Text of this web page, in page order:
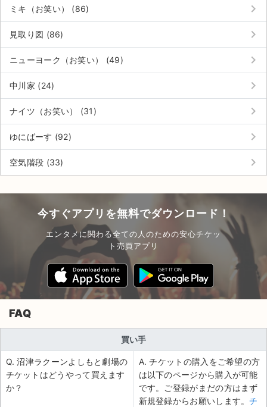
ミキ（お笑い） (86) keyboard_arrow_right
見取り図 (86) keyboard_arrow_right
ニューヨーク（お笑い） (49) keyboard_arrow_right
中川家 (24) keyboard_arrow_right
ナイツ（お笑い） (31) keyboard_arrow_right
ゆにばーす (92) keyboard_arrow_right
空気階段 (33) keyboard_arrow_right
今すぐアプリを無料でダウンロード！
エンタメに関わる全ての人のための安心チケッ
ト売買アプリ
FAQ
買い手
Q. 沼津ラクーンよしもと劇場の
チケットはどうやって買えます
か？
A. チケットの購入をご希望の方
は以下のページから購入が可能
です。ご登録がまだの方はまず
新規登録からお願いします。チ